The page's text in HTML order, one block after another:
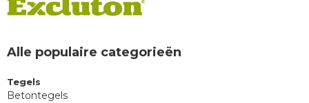
Alle populaire categorieën
Tegels
Betontegels